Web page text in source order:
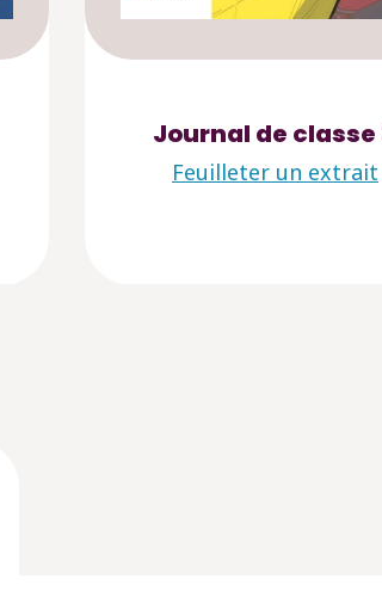
Journal de classe
Feuilleter un extrait